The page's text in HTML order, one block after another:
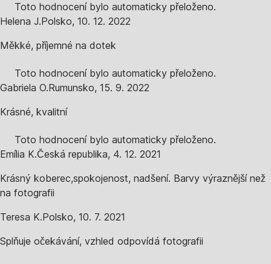
Toto hodnocení bylo automaticky přeloženo.
Helena J.Polsko, 10. 12. 2022
Měkké, příjemné na dotek
Toto hodnocení bylo automaticky přeloženo.
Gabriela O.Rumunsko, 15. 9. 2022
Krásné, kvalitní
Toto hodnocení bylo automaticky přeloženo.
Emília K.Česká republika, 4. 12. 2021
Krásný koberec,spokojenost, nadšení. Barvy výraznější než
na fotografii
Teresa K.Polsko, 10. 7. 2021
Splňuje očekávání, vzhled odpovídá fotografii